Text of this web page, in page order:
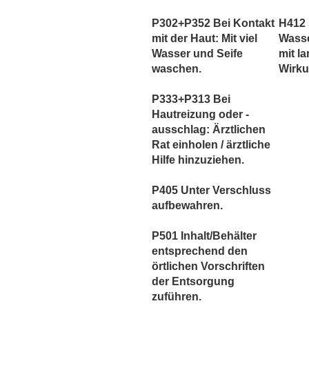
P302+P352 Bei Kontakt
mit der Haut: Mit viel
Wasser und Seife
waschen.
P333+P313 Bei
Hautreizung oder -
ausschlag: Ärztlichen
Rat einholen / ärztliche
Hilfe hinzuziehen.
P405 Unter Verschluss
aufbewahren.
P501 Inhalt/Behälter
entsprechend den
örtlichen Vorschriften
der Entsorgung
zuführen.
mit